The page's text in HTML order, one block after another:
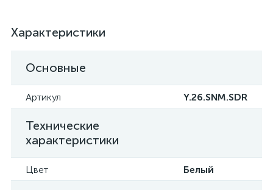
Характеристики
Основные
Артикул Y.26.SNM.SDR
Технические
характеристики
Цвет Белый